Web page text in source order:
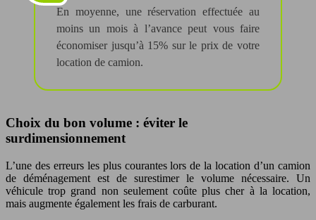
En moyenne, une réservation effectuée au
moins un mois à l’avance peut vous faire
économiser jusqu’à 15% sur le prix de votre
location de camion.
Choix du bon volume : éviter le
surdimensionnement
L’une des erreurs les plus courantes lors de la location d’un camion
de déménagement est de surestimer le volume nécessaire. Un
véhicule trop grand non seulement coûte plus cher à la location,
mais augmente également les frais de carburant.